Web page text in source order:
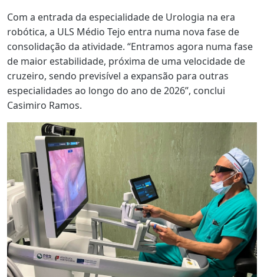
Com a entrada da especialidade de Urologia na era
robótica, a ULS Médio Tejo entra numa nova fase de
consolidação da atividade. “Entramos agora numa fase
de maior estabilidade, próxima de uma velocidade de
cruzeiro, sendo previsível a expansão para outras
especialidades ao longo do ano de 2026”, conclui
Casimiro Ramos.